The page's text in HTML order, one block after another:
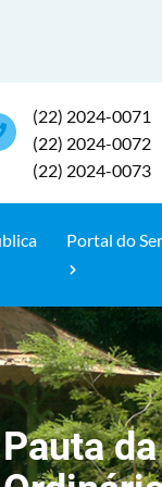
(22) 2024-0071
(22) 2024-0072
(22) 2024-0073
Portal do
Pauta